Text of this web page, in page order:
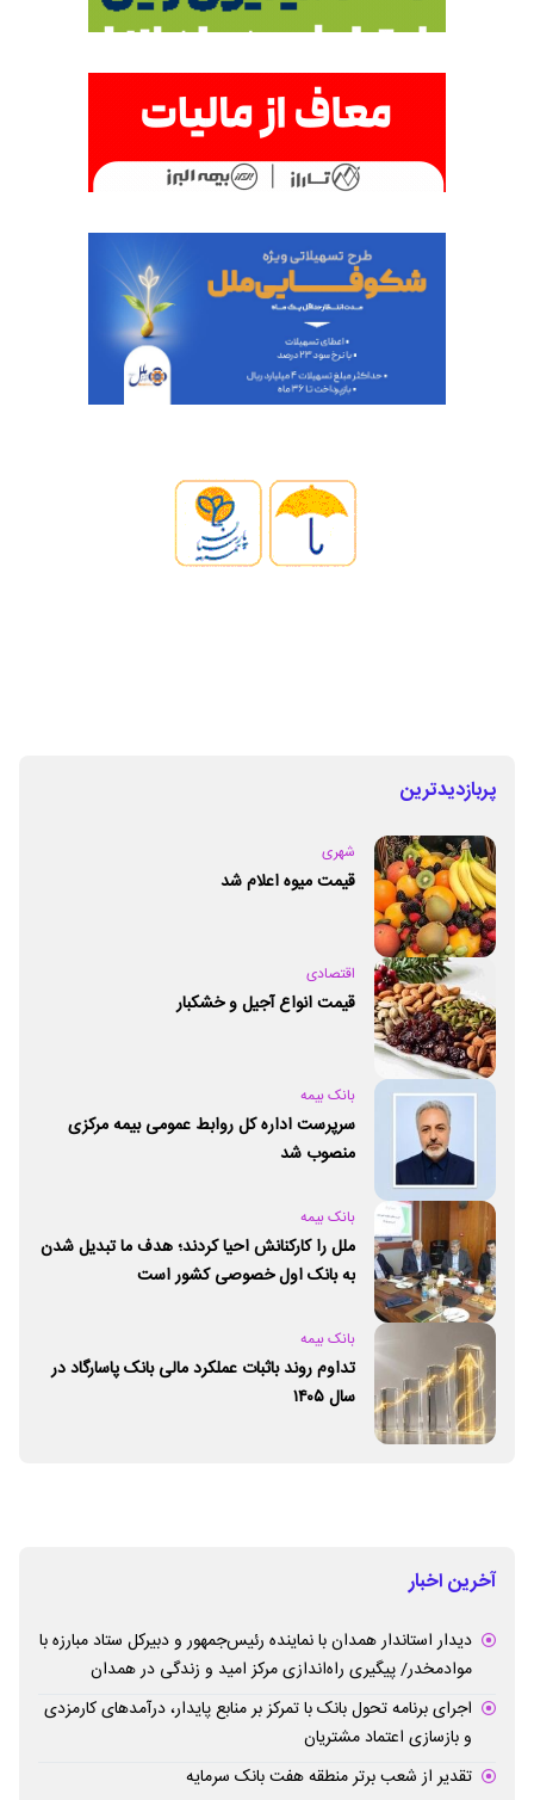
پربازدیدترین
شهری
قیمت میوه اعلام شد
اقتصادی
قیمت انواع آجیل و خشکبار
بانک بیمه
سرپرست اداره کل روابط عمومی بیمه مرکزی
منصوب شد
بانک بیمه
ملل را کارکنانش احیا کردند؛ هدف ما تبدیل شدن
به بانک اول خصوصی کشور است
بانک بیمه
تداوم روند باثبات عملکرد مالی بانک پاسارگاد در
سال ۱۴۰۵
آخرین اخبار
دیدار استاندار همدان با نماینده رئیس‌جمهور و دبیرکل ستاد مبارزه با
موادمخدر/ پیگیری راه‌اندازی مرکز امید و زندگی در همدان
اجرای برنامه تحول بانک با تمرکز بر منابع پایدار، درآمدهای کارمزدی
و بازسازی اعتماد مشتریان
تقدیر از شعب برتر منطقه هفت بانک سرمایه